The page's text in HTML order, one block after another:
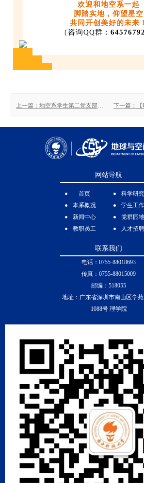
欢迎和地空系一起
脚踏实地，仰望星空
共同开创美好的未来！
（咨询QQ群：
上一篇：地空系学生第二党支部前往深圳市革命烈士陵园开展清明公祭活动
网站导航
首页
本系概况
新闻中心
教职员工
科学研究
学生工作
党群园地
人才招聘
联系我们
电话：0755-88018693
传真：0755-88015009
邮编：518055
地址：广东省深圳市南山区学
1088号 理学院